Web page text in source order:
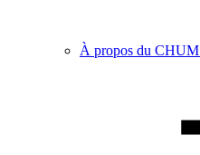
À propos du CHUM